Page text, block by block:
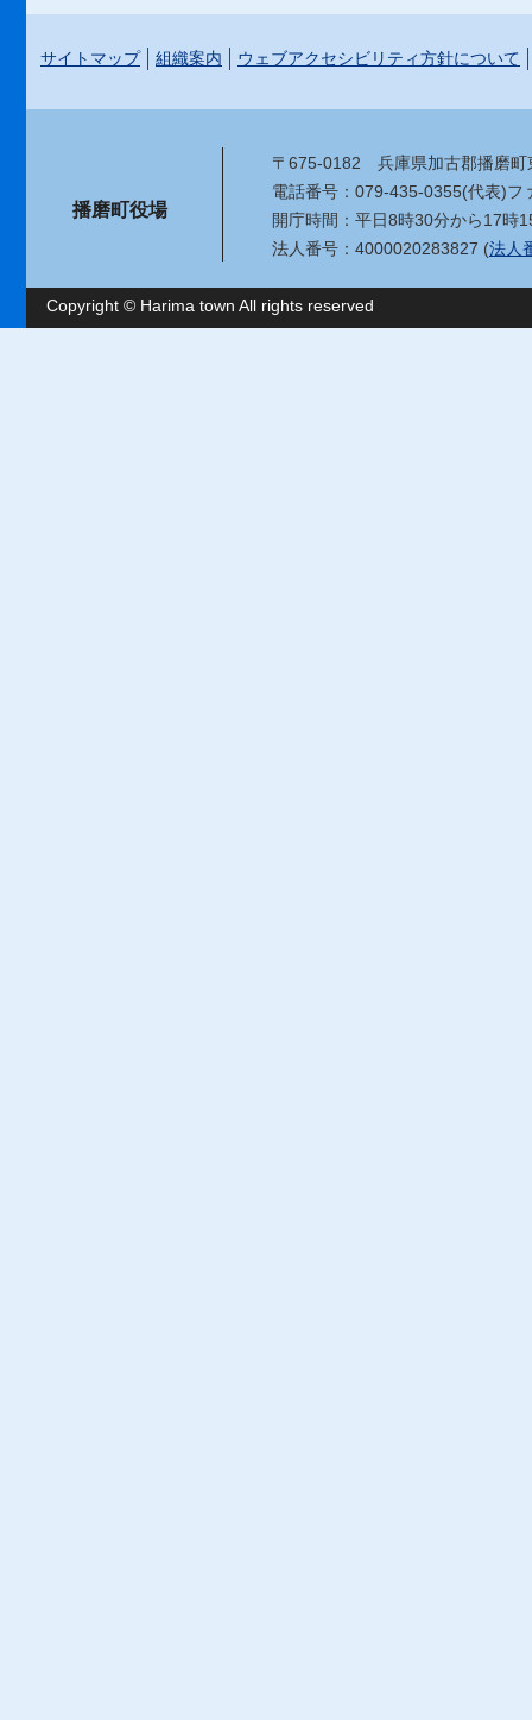
サイトマップ 組織案内 ウェブアクセシビリティ方針について
播磨町役場
〒675-0182 兵庫県加古郡播磨
電話番号：079-435-0355(代表)フ
開庁時間：平日8時30分から17時
法人番号：4000020283827 (法人
Copyright © Harima town All rights reserved